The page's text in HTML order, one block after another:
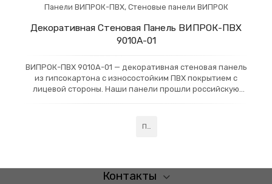
Панели ВИПРОК-ПВХ, Стеновые панели ВИПРОК
Декоративная Стеновая Панель ВИПРОК-ПВХ
9010A-01
ВИПРОК-ПВХ 9010A-01 — декоративная стеновая панель
из гипсокартона с износостойким ПВХ покрытием с
лицевой стороны. Наши панели прошли российскую
Подробнее
Контакты